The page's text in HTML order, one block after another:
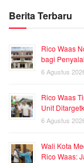
Berita Terbaru
Rico Waas
bagi
6 Agustus
Rico Waas
Unit
6 Agustus
Wali Kota
Rico Waas: